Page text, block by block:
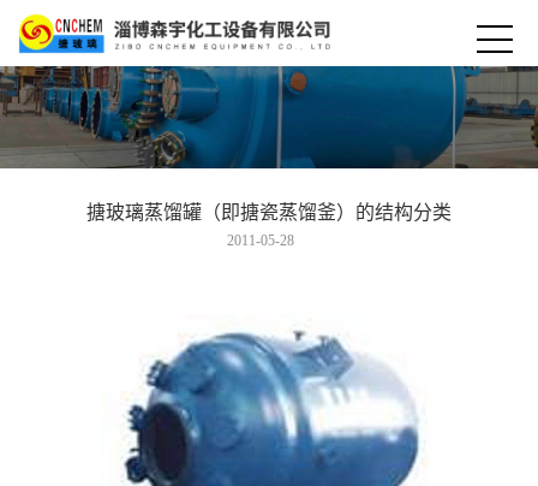
搪玻璃蒸馏罐（即搪瓷蒸馏釜）的结构分类
2011-05-28